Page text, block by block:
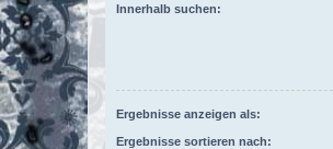
Innerhalb suchen:
Ergebnisse anzeigen als:
Ergebnisse sortieren nach: